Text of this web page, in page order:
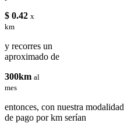
$ 0.42 x
km
y recorres un
aproximado de
300km al
mes
entonces, con nuestra modalidad
de pago por km serían